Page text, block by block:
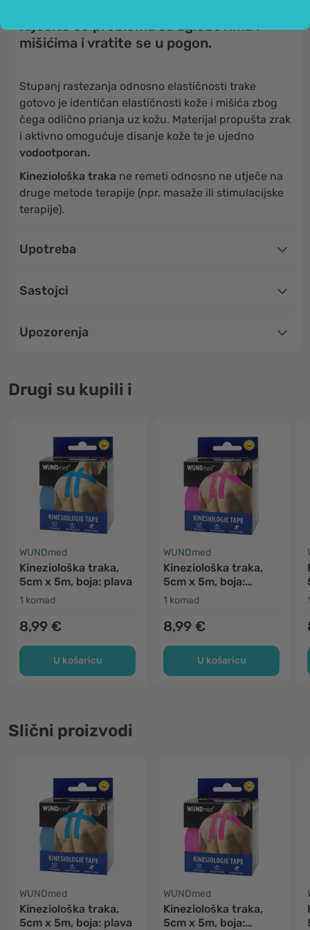
Riješite se problema sa zglobovima i
mišićima i vratite se u pogon.
Stupanj rastezanja odnosno elastičnosti trake
gotovo je identičan elastičnosti kože i mišića zbog
čega odlično prianja uz kožu. Materijal propušta zrak
i aktivno omogućuje disanje kože te je ujedno
vodootporan.
Kineziološka traka ne remeti odnosno ne utječe na
druge metode terapije (npr. masaže ili stimulacijske
terapije).
Upotreba
Sastojci
Upozorenja
Drugi su kupili i
WUNDmed
Kineziološka traka,
5cm x 5m, boja: plava
1 komad
8,99 €
U košaricu
WUNDmed
Kineziološka traka,
5cm x 5m, boja:
ružičasta
1 komad
8,99 €
U košaricu
Slični proizvodi
WUNDmed
Kineziološka traka,
5cm x 5m, boja: plava
WUNDmed
Kineziološka traka,
5cm x 5m, boja: